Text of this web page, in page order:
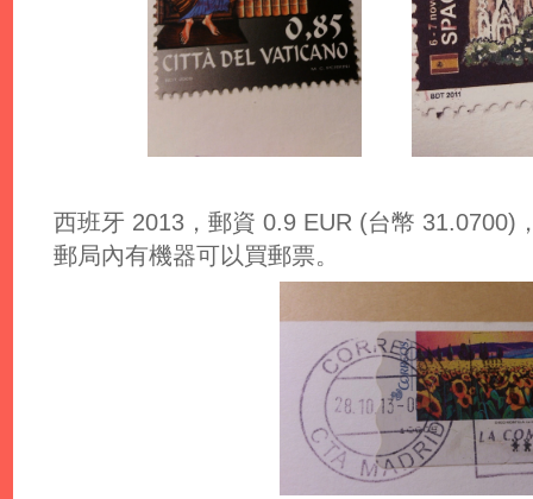
西班牙 2013，郵資 0.9 EUR (台幣 31.0700)
郵局內有機器可以買郵票。